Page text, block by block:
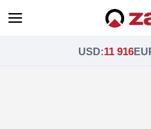
USD:11 916